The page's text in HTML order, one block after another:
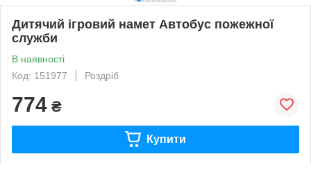
Дитячий ігровий намет Автобус пожежної
служби
В наявності
Код: 151977
Роздріб
774 ₴
Купити